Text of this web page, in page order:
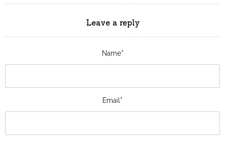
Leave a reply
Name*
Email*